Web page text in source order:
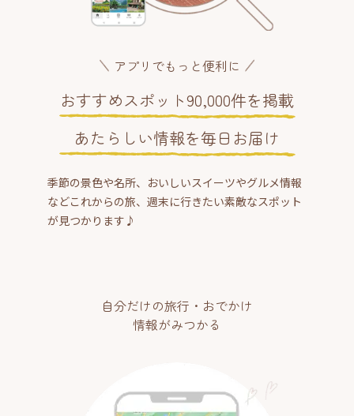
アプリでもっと便利に
おすすめスポット90,000件を掲載
あたらしい情報を毎日お届け
季節の景色や名所、おいしいスイーツやグルメ情報
などこれからの旅、週末に行きたい素敵なスポット
が見つかります♪
自分だけの旅行・おでかけ
情報がみつかる